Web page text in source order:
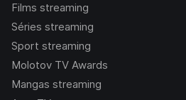
Films streaming
Séries streaming
Sport streaming
Molotov TV Awards
Mangas streaming